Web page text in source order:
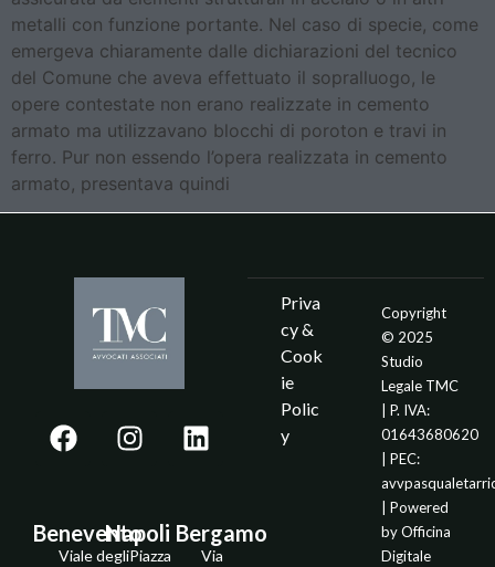
metalli con funzione portante. Nel caso di specie, come
emergeva chiaramente dalle dichiarazioni del tecnico
del Comune che aveva effettuato il sopralluogo, le
opere contestate non erano realizzate in cemento
armato ma utilizzavano blocchi di poroton e travi in
ferro. Pur non essendo l’opera realizzata in cemento
armato, presentava quindi
Benevento
Viale degli
Napoli
Piazza
Bergamo
Via
Priva
cy &
Cook
ie
Polic
y
Copyright
© 2025
Studio
Legale TMC
| P. IVA:
01643680620
| PEC:
| Powered
byOfficina
Digitale